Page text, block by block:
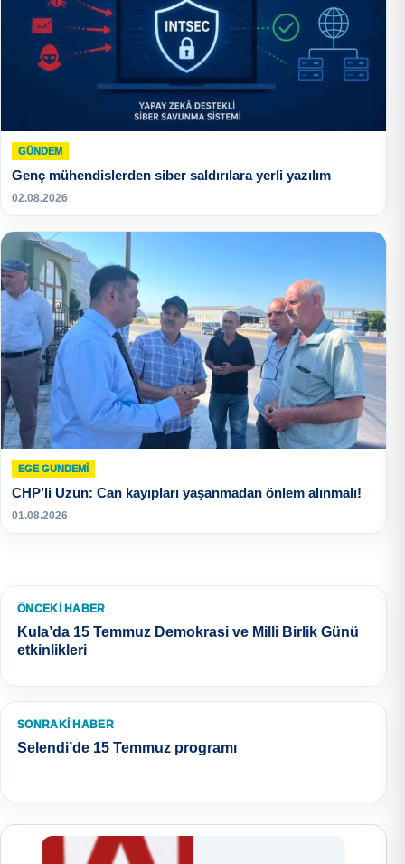
GÜNDEM
Genç mühendislerden siber saldırılara yerli yazılım
02.08.2026
EGE GUNDEMİ
CHP’li Uzun: Can kayıpları yaşanmadan önlem alınmalı!
01.08.2026
ÖNCEKI HABER
Kula’da 15 Temmuz Demokrasi ve Milli Birlik Günü
etkinlikleri
SONRAKI HABER
Selendi’de 15 Temmuz programı